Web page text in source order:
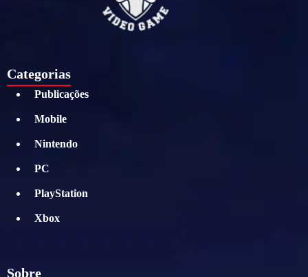
Categorias
Publicações
Mobile
Nintendo
PC
PlayStation
Xbox
Sobre